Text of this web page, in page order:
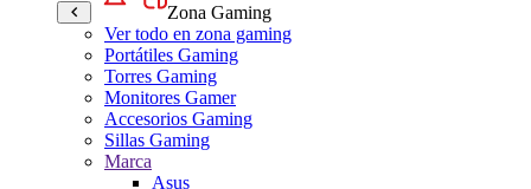
Zona Gaming
Ver todo en zona gaming
Portátiles Gaming
Torres Gaming
Monitores Gamer
Accesorios Gaming
Sillas Gaming
Marca
Asus